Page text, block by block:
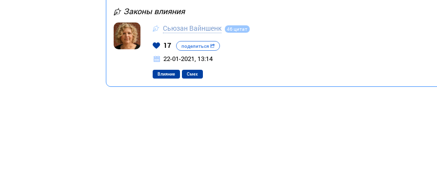
Законы влияния
Сьюзан Вайншенк 46 цитат
17 поделиться
22-01-2021, 13:14
Влияние Смех